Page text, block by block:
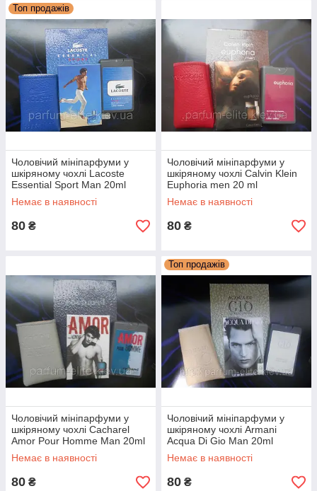
Топ продажів
Чоловічий мініпарфуми у
шкіряному чохлі Lacoste
Essential Sport Man 20ml
Немає в наявності
80 ₴
Чоловічий мініпарфуми у
шкіряному чохлі Calvin Klein
Euphoria men 20 ml
Немає в наявності
80 ₴
Чоловічий мініпарфуми у
шкіряному чохлі Cacharel
Amor Pour Homme Man 20ml
Немає в наявності
80 ₴
Топ продажів
Чоловічий мініпарфуми у
шкіряному чохлі Armani
Acqua Di Gio Man 20ml
Немає в наявності
80 ₴